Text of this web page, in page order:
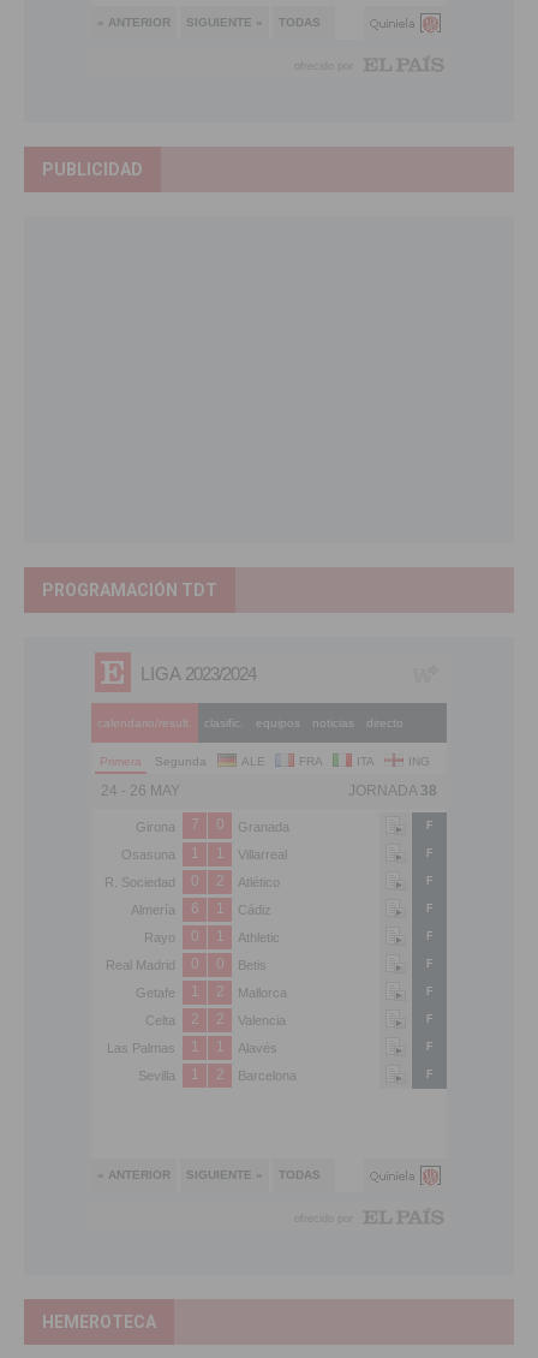
PUBLICIDAD
PROGRAMACIÓN TDT
HEMEROTECA